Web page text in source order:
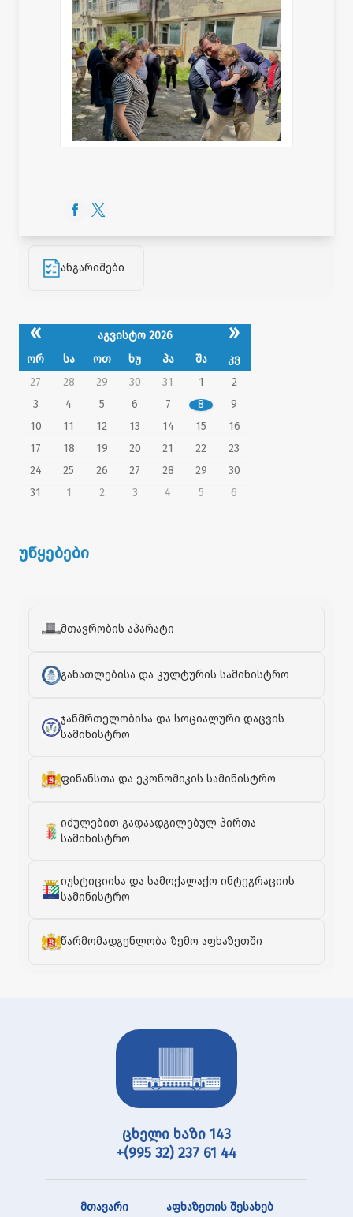
ანგარიშები
« აგვისტო 2026 »
ორ სა ოთ ხუ პა შა
კვ
27
28 29 30 31 1
2
3
4 5 6 7 8
9
10
11 12 13 14 15
16
17
18 19 20 21 22
23
24
25 26 27 28 29
30
31
1 2 3 4 5 6
უწყებები
მთავრობის აპარატი
განათლებისა და კულტურის სამინისტრო
ჯანმრთელობისა და სოციალური დაცვის
სამინისტრო
ფინანსთა და ეკონომიკის სამინისტრო
იძულებით გადაადგილებულ პირთა
სამინისტრო
იუსტიციისა და სამოქალაქო ინტეგრაციის
სამინისტრო
წარმომადგენლობა ზემო აფხაზეთში
ცხელი ხაზი 143
+(995 32) 237 61 44
მთავარი აფხაზეთის შესახებ